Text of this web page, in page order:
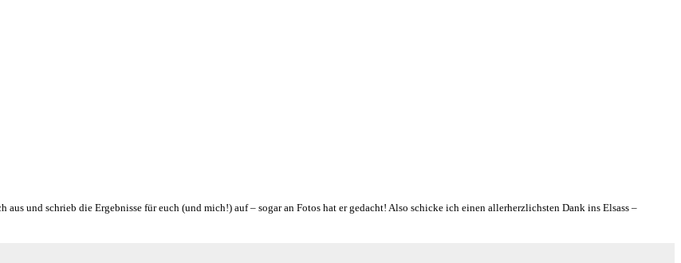
und schrieb die Ergebnisse für euch (und mich!) auf – sogar an Fotos hat er gedacht! Also schicke ich einen allerherzlichsten Dank ins Elsass –